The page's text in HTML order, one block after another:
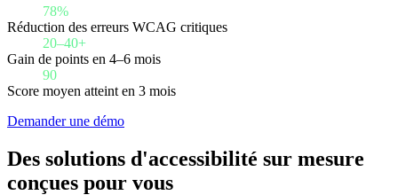
78%
Réduction des erreurs WCAG critiques
20–40+
Gain de points en 4–6 mois
90
Score moyen atteint en 3 mois
Demander une démo
Des solutions d'accessibilité sur mesure
conçues pour vous